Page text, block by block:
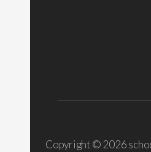
Copyright © 2026